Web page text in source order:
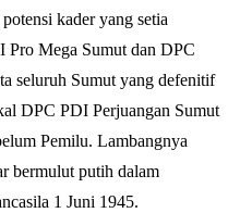
kader yang setia
Mega Sumut dan DPC
seluruh Sumut yang defenitif
DPC PDI Perjuangan Sumut
Pemilu. Lambangnya
bermulut putih dalam
1 Juni 1945.